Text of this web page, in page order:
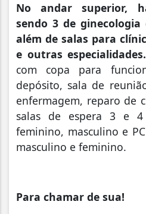
No andar superior,
sendo 3 de
além de salas para
e outras especialidades.
com copa para
depósito, sala de
enfermagem, reparo de
salas de espera 3 e 4
feminino, masculino e
masculino e feminino.
Para chamar de sua!